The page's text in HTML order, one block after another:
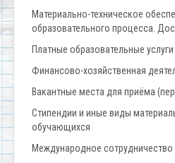
Материально-техническое
образовательного процесса.
Платные образовательные услуги
Финансово-хозяйственная
Вакантные места для приёма
Стипендии и иные виды
обучающихся
Международное сотрудничество